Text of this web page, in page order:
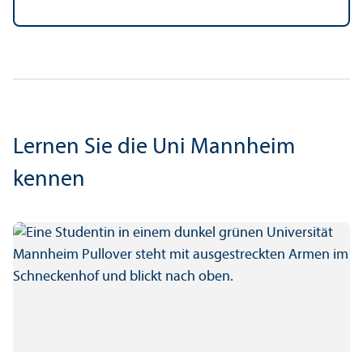
Lernen Sie die Uni Mannheim
kennen